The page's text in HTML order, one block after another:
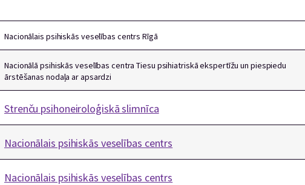
Nacionālais psihiskās veselības centrs Rīgā
Nacionālā psihiskās veselības centra Tiesu psihiatriskā ekspertīžu un piespiedu
ārstēšanas nodaļa ar apsardzi
Strenču psihoneiroloģiskā slimnīca
Nacionālais psihiskās veselības centrs
Nacionālais psihiskās veselības centrs